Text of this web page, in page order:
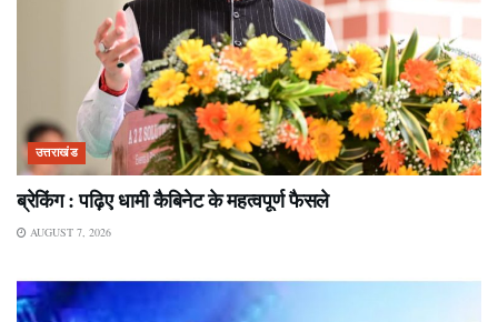
उत्तराखंड
ब्रेकिंग : पढ़िए धामी कैबिनेट के महत्वपूर्ण फैसले
AUGUST 7, 2026